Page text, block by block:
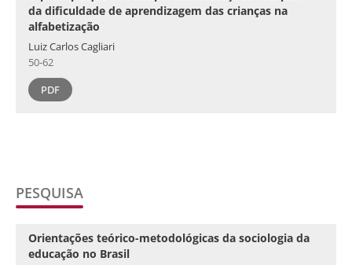
da dificuldade de aprendizagem das crianças na
alfabetização
Luiz Carlos Cagliari
50-62
PDF
PESQUISA
Orientações teórico-metodológicas da sociologia da
educação no Brasil